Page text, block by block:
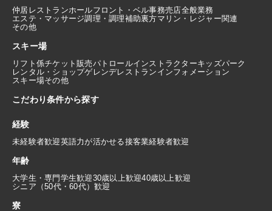
仲居 レストランホールフロント・ベル事務売店全般業務
エステ・マッサージ調理・調理補助裏方マリン・レジャー関連
その他
スキー場
リフト係チケット販売パトロールインストラクターキッズパーク
レンタル・ショップゲレンデレストラン インフォメーション
スキー場その他
こだわり条件から探す
経験
未経験者歓迎英語力が活かせる接客業経験者歓迎
年齢
大学生・専門学生歓迎30歳以上歓迎40歳以上歓迎
シニア（50代・60代）歓迎
寮